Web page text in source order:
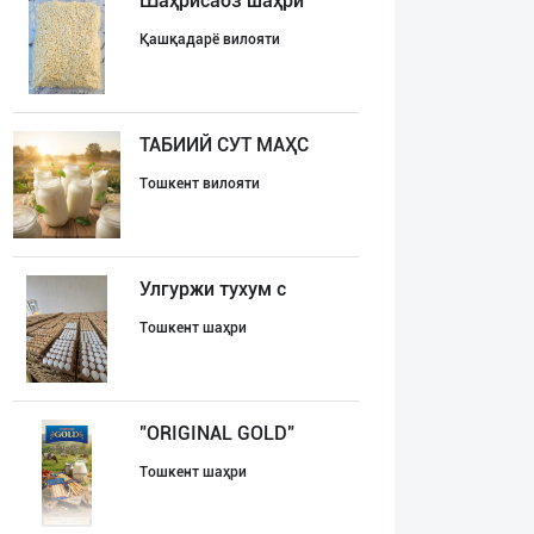
Қашқадарё вилояти
ТАБИИЙ СУТ МАҲС
Тошкент вилояти
Улгуржи тухум с
Тошкент шаҳри
"ORIGINAL GOLD"
Тошкент шаҳри